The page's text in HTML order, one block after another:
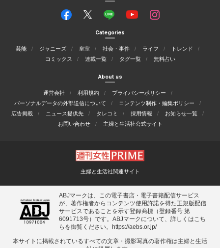
Categories
芸能 ジャニーズ 皇室 社会・事件 ライフ
トレンド
コミックス
連載一覧 タグ一覧 無料占い
About us
運営会社 利用規約
プライバシーポリシー
パーソナルデータの外部送信について
コンテンツ制作・編集ポリシー
広告掲載
ニュース提供先 タレコミ 採用情報
お知らせ一覧
お問い合わせ
主婦と生活社公式サイト
主婦と生活社関連サイト
ABJマークは、この電子書店・電子書籍配信サービス
が、著作権者からコンテンツ使用許諾を得た正規版配信
サービスであることを示す登録商標（登録番号 第
6091713号）です。ABJマークについて、詳しくはこち
らを御覧ください。
https://aebs.or.jp/
本サイトに掲載されているすべての⽂章・撮影写真の著作権は主婦と⽣活